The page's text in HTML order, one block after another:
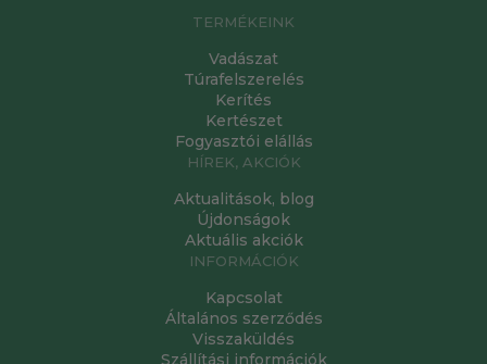
TERMÉKEINK
Vadászat
Túrafelszerelés
Kerítés
Kertészet
Fogyasztói elállás
HÍREK, AKCIÓK
Aktualitások, blog
Újdonságok
Aktuális akciók
INFORMÁCIÓK
Kapcsolat
Általános szerződés
Visszaküldés
Szállítási információk